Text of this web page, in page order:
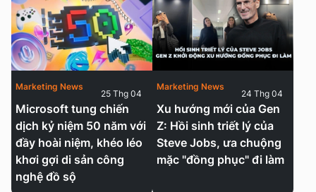
Microsoft tung chiến
dịch kỷ niệm 50 năm với
đầy hoài niệm, khéo léo
khơi gợi di sản công
nghệ đồ sộ
Marketing News
25 Thg 04
Xu hướng mới của Gen
Z: Hồi sinh triết lý của
Steve Jobs, ưa chuộng
mặc "đồng phục" đi làm
Marketing News
24 Thg 04